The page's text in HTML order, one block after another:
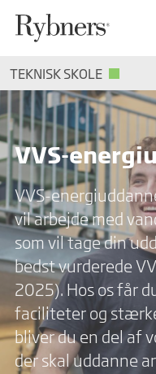
TEKNISK SKOLE
VVS-
VVS-
vil arbejde med
som vil tage din
bedst vurderede
2025). Hos os får
faciliteter og
bliver du en del af
der skal uddanne